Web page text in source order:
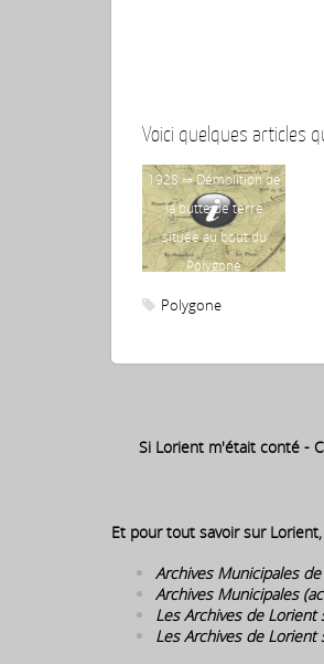
Voici quelques articles
1928 ⇒ Démolition de
la butte de terre
située au bout du
Polygone
Polygone
Si Lorient m'était conté -
Et pour tout savoir sur
Archives Municipales
Archives Municipales
Les Archives de Lorient
Les Archives de Lorient